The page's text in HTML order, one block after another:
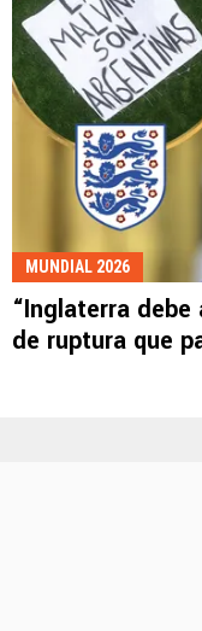
MUNDIAL 2026
“Inglaterra debe
de ruptura que